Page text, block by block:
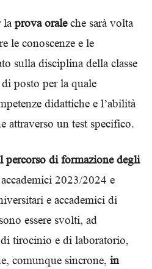
laprova oraleche sarà volta
le conoscenze e le
sulla disciplina della classe
posto per la quale
didattiche e l’abilità
attraverso un test specifico.
percorso di formazione degli
2023/2024 e
e accademici di
essere svolti, ad
tirocinio e di laboratorio,
comunque sincrone, in